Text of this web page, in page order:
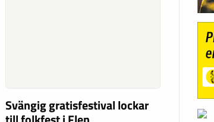
Svängig gratisfestival lockar